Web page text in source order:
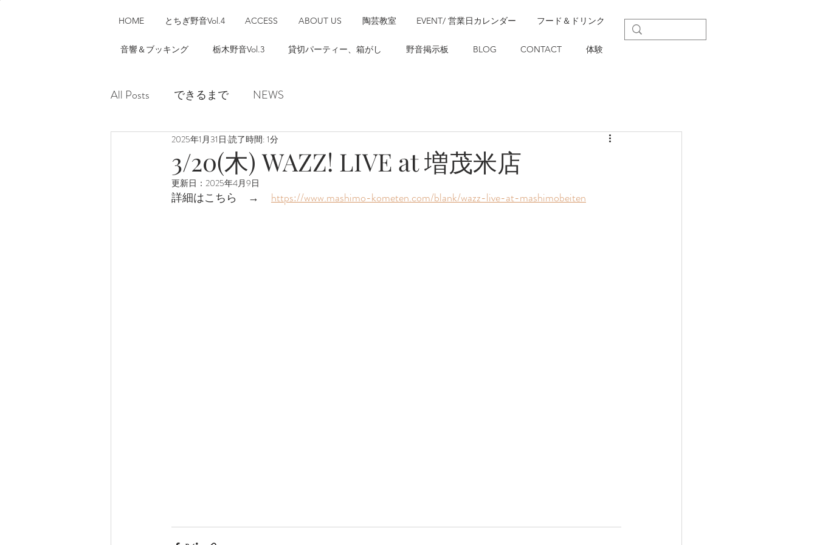
HOME とちぎ野音Vol.4 ACCESS ABOUT US 陶芸教室 EVENT/ 営業日カレンダー フード＆ドリンク
音響＆ブッキング 栃木野音Vol.3 貸切パーティー、箱がし 野音掲示板 BLOG CONTACT 体験
All Posts できるまで NEWS
3/20(木) WAZZ! LIVE at 増茂米店
2025年1月31日 読了時間: 1分
更新日： 2025年4月9日
詳細はこちら　→ https://www.mashimo-kometen.com/blank/wazz-live-at-mashimobeiten